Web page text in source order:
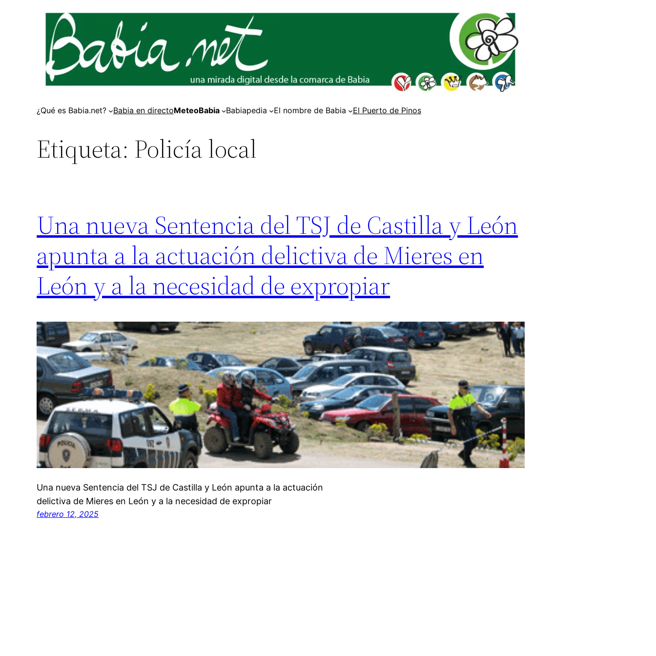
¿Qué es Babia.net? Babia en directoMeteoBabia Babiapedia El nombre de Babia El Puerto de Pinos
Etiqueta: Policía local
Una nueva Sentencia del TSJ de Castilla y León
apunta a la actuación delictiva de Mieres en
León y a la necesidad de expropiar
Una nueva Sentencia del TSJ de Castilla y León apunta a la actuación
delictiva de Mieres en León y a la necesidad de expropiar
febrero 12, 2025